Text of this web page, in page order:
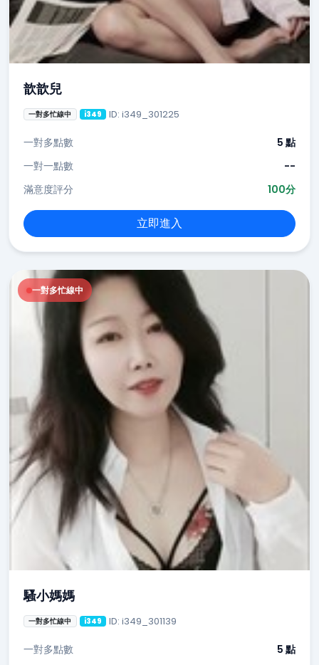
歆歆兒
一對多忙線中 i349 ID: i349_301225
一對多點數
5 點
一對一點數
--
滿意度評分
100分
立即進入
一對多忙線中
騷小媽媽
一對多忙線中 i349 ID: i349_301139
一對多點數 5 點